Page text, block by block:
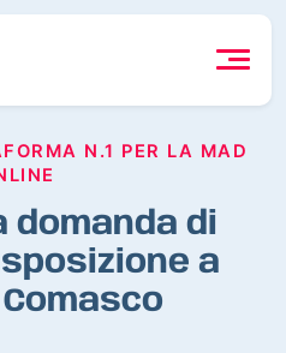
N.1 PER LA MAD
domanda di
a